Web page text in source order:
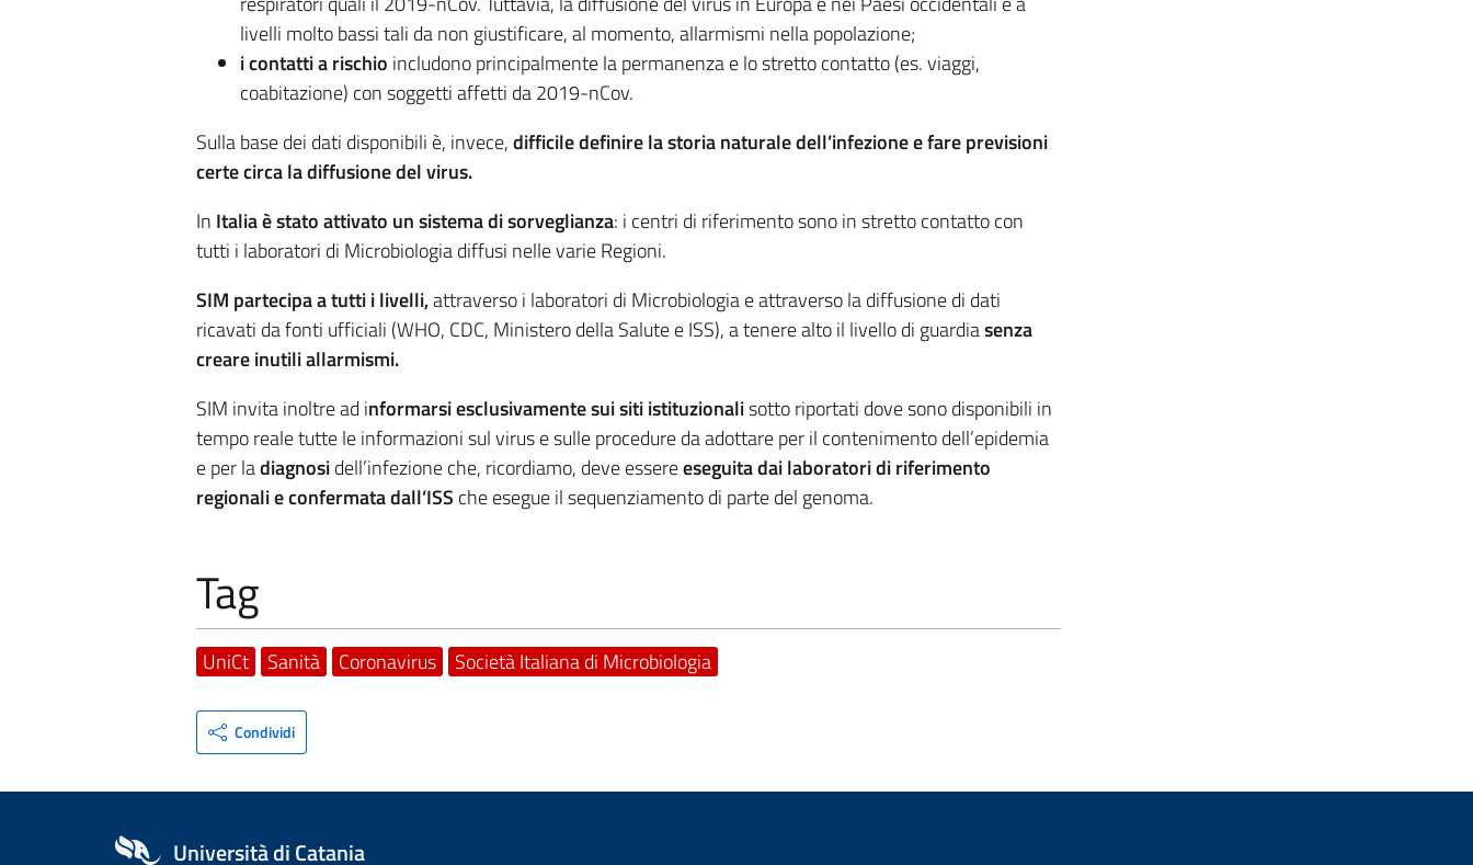
livelli molto bassi tali da non giustificare, al momento, allarmismi nella popolazione;
i contatti a rischio includono principalmente la permanenza e lo stretto contatto (es. viaggi,
coabitazione) con soggetti affetti da 2019-nCov.
Sulla base dei dati disponibili è, invece,difficile definire la storia naturale dell’infezione e fare previsioni
certe circa la diffusione del virus.
In Italia è stato attivato un sistema di sorveglianza: i centri di riferimento sono in stretto contatto con
tutti i laboratori di Microbiologia diffusi nelle varie Regioni.
SIM partecipa a tutti i livelli,attraverso i laboratori di Microbiologia e attraverso la diffusione di dati
ricavati da fonti ufficiali (WHO, CDC, Ministero della Salute e ISS), a tenere alto il livello di guardiasenza
creare inutili allarmismi.
SIM invita inoltre ad informarsi esclusivamente sui siti istituzionalisotto riportati dove sono disponibili in
tempo reale tutte le informazioni sul virus e sulle procedure da adottare per il contenimento dell’epidemia
e per ladiagnosidell’infezione che, ricordiamo, deve essereeseguita dai laboratori di riferimento
regionali e confermata dall’ISS che esegue il sequenziamento di parte del genoma.
Tag
UniCt Sanità Coronavirus Società Italiana di Microbiologia
Condividi
Università di Catania